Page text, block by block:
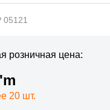
05121
розничная цена:
20 шт.